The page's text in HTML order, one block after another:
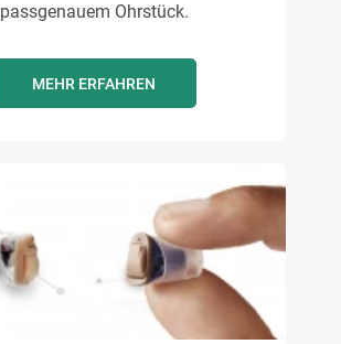
passgenauem Ohrstück.
MEHR ERFAHREN